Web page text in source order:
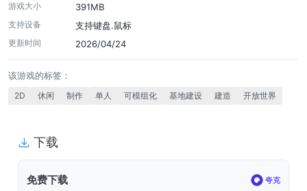
游戏大小 391MB
支持设备 支持键盘.鼠标
更新时间 2026/04/24
该游戏的标签：
2D 休闲 制作 单人 可模组化 基地建设 建造 开放世界
下载
免费下载 夸克